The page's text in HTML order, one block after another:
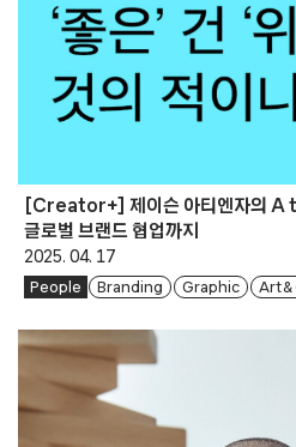
[Creator+] 제이슨 아티엔자의 A
글로벌 브랜드 협업까지
2025. 04. 17
People Branding Graphic Art